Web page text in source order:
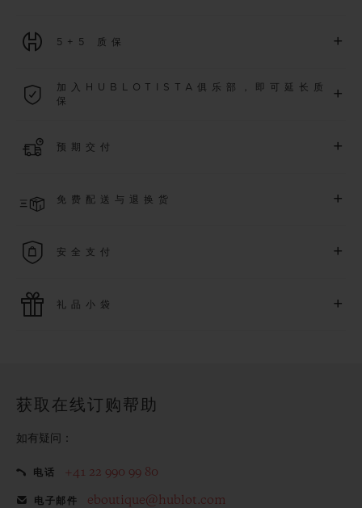
5+5 质保 +
了解更多
加入HUBLOTISTA俱乐部，即可延长质
保
+
质保（需符合相关条件），并尊享专属活动。
预期交付 +
免费配送与退换货 +
安全支付 +
个人信息受到保护。
礼品小袋 +
获取在线订购帮助
如有疑问：
电话 +41 22 990 99 80
电子邮件 eboutique@hublot.com